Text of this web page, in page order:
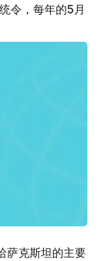
令，每年的5月
萨克斯坦的主要